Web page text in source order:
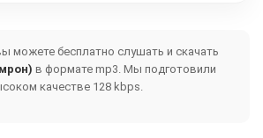
можете бесплатно слушать и скачать
в формате mp3. Мы подготовили
качестве 128 kbps.